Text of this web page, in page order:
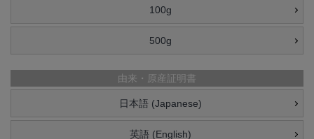
100g
500g
由来・原産証明書
日本語 (Japanese)
英語 (English)